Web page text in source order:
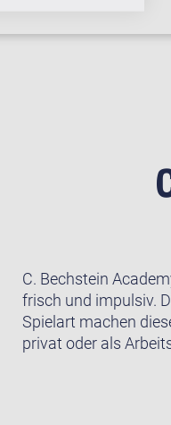
C. Bechstein
frisch und impulsiv.
Spielart machen
privat oder als